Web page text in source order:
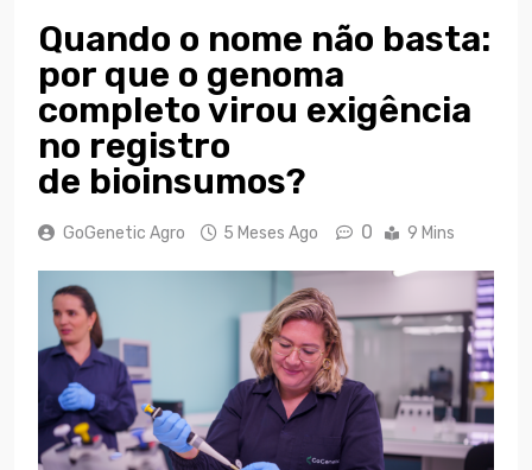
Quando o nome não basta:
por que o genoma
completo virou exigência
no registro
de bioinsumos?
GoGenetic Agro 5 Meses Ago 0 9 Mins